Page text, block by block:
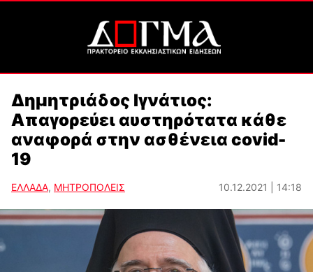
Δημητριάδος Ιγνάτιος:
Απαγορεύει αυστηρότατα κάθε
αναφορά στην ασθένεια covid-
19
ΕΛΛΑΔΑ, ΜΗΤΡΟΠΟΛΕΙΣ 10.12.2021 | 14:18